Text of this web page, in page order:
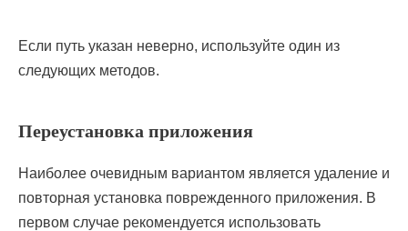
Если путь указан неверно, используйте один из
следующих методов.
Переустановка приложения
Наиболее очевидным вариантом является удаление и
повторная установка поврежденного приложения. В
первом случае рекомендуется использовать